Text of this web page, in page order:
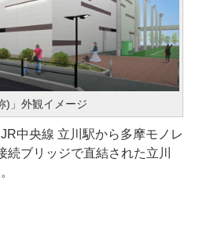
)」外観イメージ
中央線 立川駅から多摩モノレ
ブリッジで直結された立川